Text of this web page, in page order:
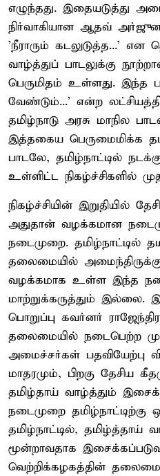
எழுந்தது. இதையடுத்து
நிர்வாகியான ஆதவ்
'நீராரும் கடலுடுத்த...' என
வாழ்த்துப் பாடலுக்கு
பெருமிதம் உள்ளது. இந்த
வேண்டும்...' என்ற
தமிழ்நாடு அரசு மாநில
இத்தகைய பெருமைமிக்க
பாடலே, தமிழ்நாட்டில்
உள்ளிட்ட நிகழ்ச்சிகளில்
நிகழ்ச்சியின் இறுதியில்
அதுதான் வழக்கமான
நடைமுறை. தமிழ்நாட்டில்
தலைமையில்
வழக்கமாக உள்ள இந்த
மாற்றுக்கருத்தும் இல்லை.
பொறுப்பு கவர்னர்
தலைமையில் நடைபெற்ற
அமைச்சர்கள் பதவியேற்பு
மாதரமும், பிறகு தேசிய
தமிழ்தாய் வாழ்த்தும்
நடைமுறை தமிழ்நாட்டிற்கு
தமிழ்நாட்டில், தமிழ்த்தாய்
மூன்றாவதாக
வெற்றிக்கழகத்தின்